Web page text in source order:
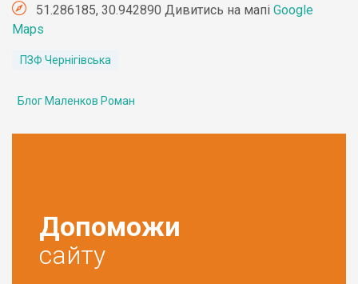
51.286185, 30.942890 Дивитись на мапі Google
Maps
ПЗФ Чернігівська
Блог Маленков Роман
Допоможи
сайту